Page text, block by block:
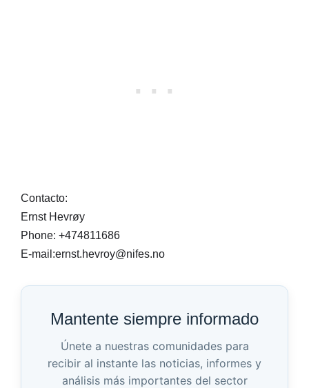
Contacto:
Ernst Hevrøy
Phone: +474811686
E-mail:ernst.hevroy@nifes.no
Mantente siempre informado
Únete a nuestras comunidades para
recibir al instante las noticias, informes y
análisis más importantes del sector